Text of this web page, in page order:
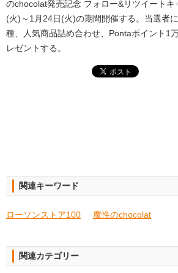
のchocolat発売記念 フォロー&リツイートキ
(火)～1月24日(火)の期間開催する。当選者
種、人気商品詰め合わせ、Pontaポイント1
レゼントする。
関連キーワード
ローソンストア100 魔性のchocolat
関連カテゴリー